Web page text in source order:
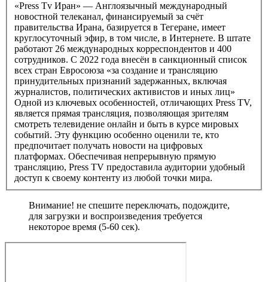
«Press Tv Иран» — Англоязычный международный
новостной телеканал, финансируемый за счёт
правительства Ирана, базируется в Тегеране, имеет
круглосуточный эфир, в том числе, в Интернете. В штате
работают 26 международных корреспондентов и 400
сотрудников. С 2022 года внесён в санкционный список
всех стран Евросоюза «за создание и трансляцию
принудительных признаний задержанных, включая
журналистов, политических активистов и иных лиц»
Одной из ключевых особенностей, отличающих Press TV,
является прямая трансляция, позволяющая зрителям
смотреть телевидение онлайн и быть в курсе мировых
событий. Эту функцию особенно оценили те, кто
предпочитает получать новости на цифровых
платформах. Обеспечивая непрерывную прямую
трансляцию, Press TV предоставила аудитории удобный
доступ к своему контенту из любой точки мира.
Внимание! не спешите переключать, подождите,
для загрузки и воспроизведения требуется
некоторое время (5-60 сек).